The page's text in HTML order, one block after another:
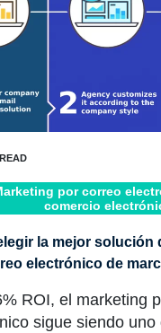
por correo
comercio
la mejor solución
electrónico de
ROI, el marketing
sigue siendo uno